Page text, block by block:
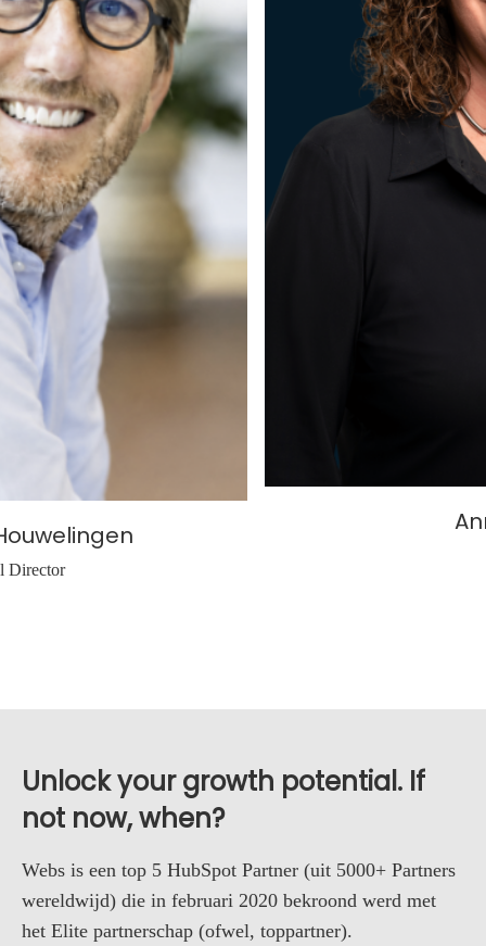
Director
Unlock your growth potential. If
not now, when?
Webs is een top 5 HubSpot Partner (uit 5000+ Partners
wereldwijd) die in februari 2020 bekroond werd met
het Elite partnerschap (ofwel, toppartner).